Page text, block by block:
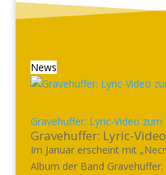
News
Gravehuffer: Lyric-Video zum
Gravehuffer: Lyric-
Im Januar erscheint mit
Album der Band Gravehuffer.